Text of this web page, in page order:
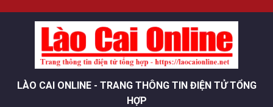
LÀO CAI ONLINE - TRANG THÔNG TIN ĐIỆN TỬ TỔNG
HỢP